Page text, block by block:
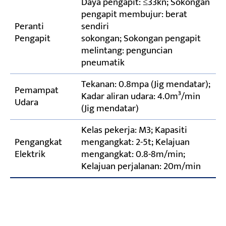
Peranti
Pengapit
pengapit membujur: berat
sendiri
sokongan; Sokongan pengapit
melintang: penguncian
pneumatik
Pemampat
Udara
Tekanan: 0.8mpa (Jig mendatar);
Kadar aliran udara: 4.0m³/min
(Jig mendatar)
Pengangkat
Elektrik
Kelas pekerja: M3; Kapasiti
mengangkat: 2-5t; Kelajuan
mengangkat: 0.8-8m/min;
Kelajuan perjalanan: 20m/min